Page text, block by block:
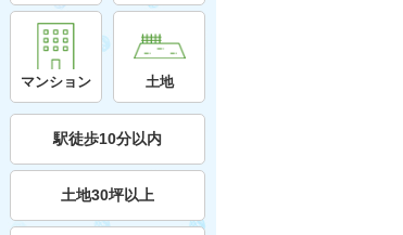
マンション 土地
駅徒歩10分以内
土地30坪以上